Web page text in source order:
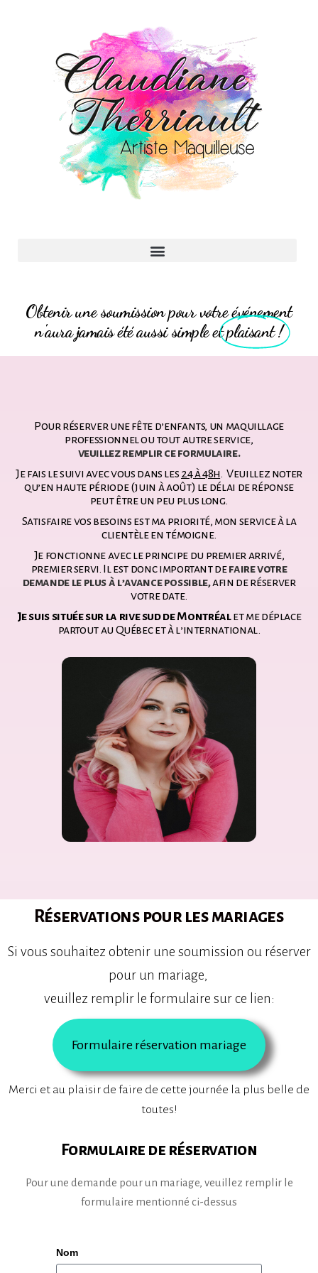
Obtenir une soumission pour votre événement
n'aura jamais été aussi simple etplaisant !
Pour réserver une fête d’enfants, un maquillage
professionnel ou tout autre service,
veuillez remplir ce formulaire.
Je fais le suivi avec vous dans les 24 à 48h. Veuillez noter
qu’en haute période (juin à août) le délai de réponse
peut être un peu plus long.
Satisfaire vos besoins est ma priorité, mon service à la
clientèle en témoigne.
Je fonctionne avec le principe du premier arrivé,
premier servi. Il est donc important defaire votre
demande le plus à l’avance possible,afin de réserver
votre date.
Je suis située sur la rive sud de Montréalet me déplace
partout au Québec et à l’international.
Réservations pour les mariages
Si vous souhaitez obtenir une soumission ou réserver
pour un mariage,
veuillez remplir le formulaire sur ce lien:
Formulaire réservation mariage
Merci et au plaisir de faire de cette journée la plus belle de
toutes!
Formulaire de réservation
Pour une demande pour un mariage, veuillez remplir le
formulaire mentionné ci-dessus
Nom